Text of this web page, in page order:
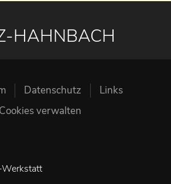
HAHNBACH
Datenschutz
Links
Cookies verwalten
Werkstatt